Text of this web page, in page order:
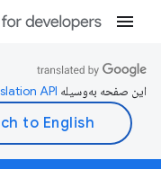
این صفحه به‌وسیله